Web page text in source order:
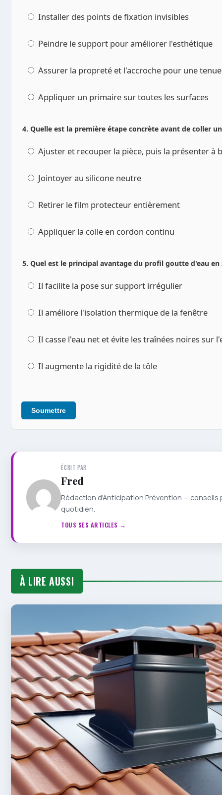
Installer des points de fixation invisibles
Peindre le support pour améliorer l'esthétique
Assurer la propreté et l'accroche pour une
Appliquer un primaire sur toutes les surfaces
4. Quelle est la première étape concrète avant de coller
Ajuster et recouper la pièce, puis la présenter à
Jointoyer au silicone neutre
Retirer le film protecteur entièrement
Appliquer la colle en cordon continu
5. Quel est le principal avantage du profil goutte d'eau
Il facilite la pose sur support irrégulier
Il améliore l'isolation thermique de la fenêtre
Il casse l'eau net et évite les traînées noires sur
Il augmente la rigidité de la tôle
Soumettre
ÉCRIT PAR
Fred
Rédaction d'Anticipation Prévention —
quotidien.
TOUS SES ARTICLES →
À LIRE AUSSI